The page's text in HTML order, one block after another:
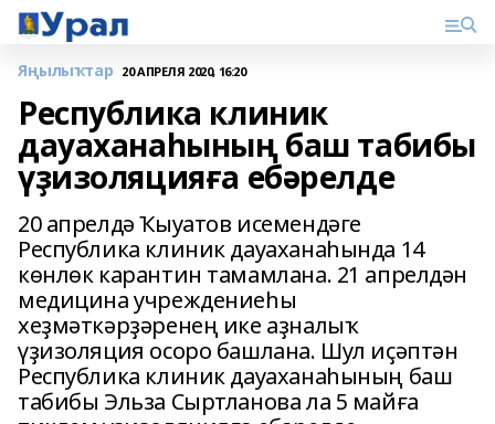
Яңылыҡтар 20 АПРЕЛЯ 2020, 16:20
Республика клиник
дауаханаһының баш табибы
үҙизоляцияға ебәрелде
20 апрелдә Ҡыуатов исемендәге
Республика клиник дауаханаһында 14
көнлөк карантин тамамлана. 21 апрелдән
медицина учреждениеһы
хеҙмәткәрҙәренең ике аҙналыҡ
үҙизоляция осоро башлана. Шул иҫәптән
Республика клиник дауаханаһының баш
табибы Эльза Сыртланова ла 5 майға